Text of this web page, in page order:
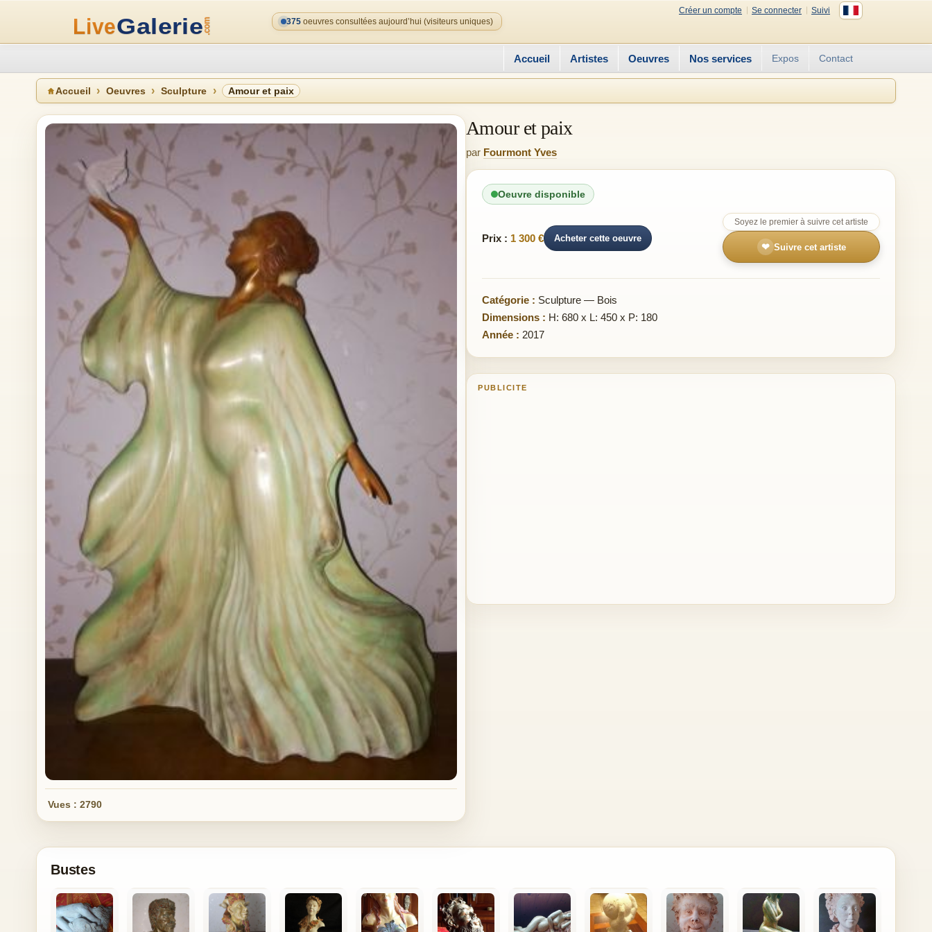
Créer un compte Se connecter
Suivi
375 oeuvres consultées aujourd’hui (visiteurs uniques)
Accueil Artistes Oeuvres Nos services Expos Contact
Accueil Oeuvres Sculpture Amour et paix
Vues : 2790
Amour et paix
par Fourmont Yves
Oeuvre disponible
Prix : 1 300 € Acheter cette oeuvre
Soyez le premier à suivre cet artiste
❤ Suivre cet artiste
Catégorie : Sculpture — Bois
Dimensions : H: 680 x L: 450 x P: 180
Année : 2017
PUBLICITE
Bustes